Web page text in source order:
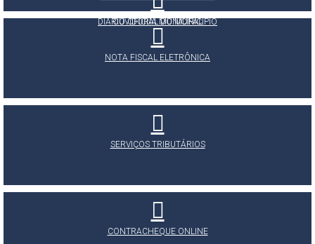
OUVIDORIA MUNICIPAL
DIÁRIO OFICIAL DO MUNICÍPIO
NOTA FISCAL ELETRÔNICA
SERVIÇOS TRIBUTÁRIOS
CONTRACHEQUE ONLINE